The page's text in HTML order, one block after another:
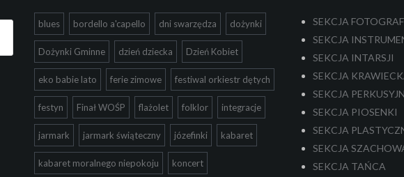
blues bordello a'capello dni swarzędza dożynki
Dożynki Gminne dzień dziecka Dzień Kobiet
eko babie lato ferie zimowe festiwal orkiestr dętych
festyn Finał WOŚP flażolet folklor integracje
jarmark jarmark świąteczny józefinki kabaret
kabaret moralnego niepokoju koncert
SEKCJA
SEKCJA
SEKCJA INTARSJI
SEKCJA
SEKCJA
SEKCJA PIOSENKI
SEKCJA
SEKCJA
SEKCJA TAŃCA